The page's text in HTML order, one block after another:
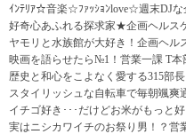
ｲﾝﾃﾘｱ☆音楽☆ﾌｧｯｼｮﾝlove☆週末DJな
好奇心あふれる探求家★企画ヘルス
ヤモリと水族館が大好き！企画ヘル
映画を語らせたら№1！営業一課 T本
歴史と和心をこよなく愛する315部
スタイリッシュな自転車で毎朝颯
イチゴ好き･･･だけどお米がもっと
実はニシカワイチのお祭り男！？営